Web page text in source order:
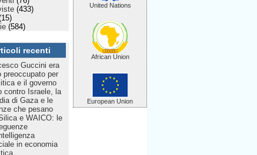
(433)
(584)
recenti
Guccini era
preoccupato per
e il governo
contro Israele, la
di Gaza e le
che pesano
e WAICO: le
in economia
United Nations
African Union
European Union